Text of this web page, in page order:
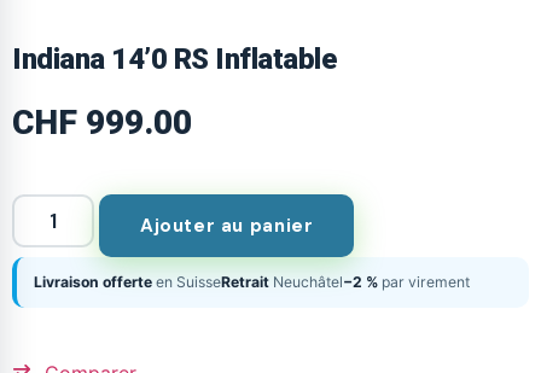
Indiana 14’0 RS Inflatable
CHF 999.00
Ajouter au panier
Livraison offerte en SuisseRetrait Neuchâtel−2 % par virement